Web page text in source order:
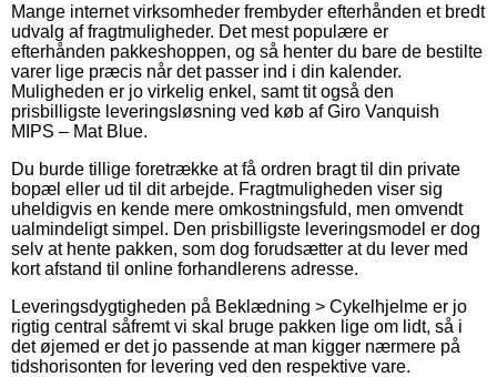
Mange internet virksomheder frembyder efterhånden et bredt
udvalg af fragtmuligheder. Det mest populære er
efterhånden pakkeshoppen, og så henter du bare de bestilte
varer lige præcis når det passer ind i din kalender.
Muligheden er jo virkelig enkel, samt tit også den
prisbilligste leveringsløsning ved køb af Giro Vanquish
MIPS – Mat Blue.
Du burde tillige foretrække at få ordren bragt til din private
bopæl eller ud til dit arbejde. Fragtmuligheden viser sig
uheldigvis en kende mere omkostningsfuld, men omvendt
ualmindeligt simpel. Den prisbilligste leveringsmodel er dog
selv at hente pakken, som dog forudsætter at du lever med
kort afstand til online forhandlerens adresse.
Leveringsdygtigheden på Beklædning > Cykelhjelme er jo
rigtig central såfremt vi skal bruge pakken lige om lidt, så i
det øjemed er det jo passende at man kigger nærmere på
tidshorisonten for levering ved den respektive vare.